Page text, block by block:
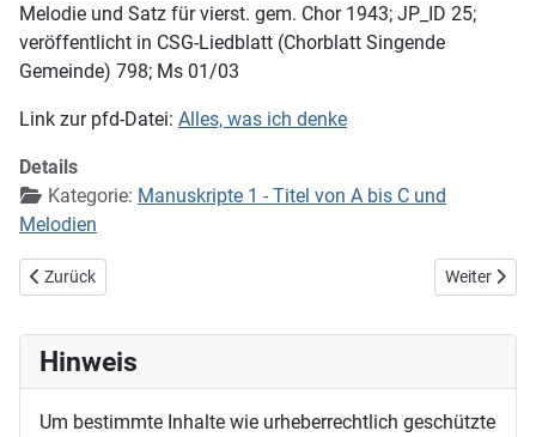
Melodie und Satz für vierst. gem. Chor 1943; JP_ID 25;
veröffentlicht in CSG-Liedblatt (Chorblatt Singende
Gemeinde) 798; Ms 01/03
Link zur pfd-Datei: Alles, was ich denke
Details
Kategorie: Manuskripte 1 - Titel von A bis C und
Melodien
Vorheriger Beitrag: Alles Land bete dich an (Psalm 66,4)
Zurück Nächster
Weiter
Hinweis
Um bestimmte Inhalte wie urheberrechtlich geschützte